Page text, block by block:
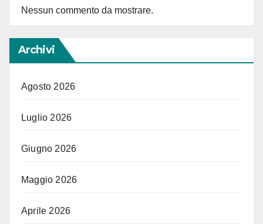
Nessun commento da mostrare.
Archivi
Agosto 2026
Luglio 2026
Giugno 2026
Maggio 2026
Aprile 2026